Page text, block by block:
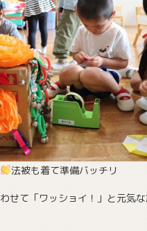
法被も着て準備バッチリ
せて「ワッショイ！」と元気